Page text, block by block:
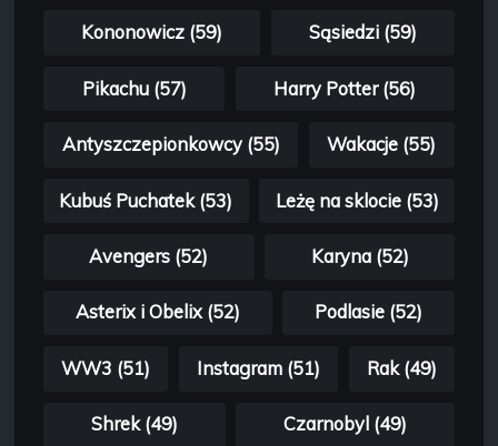
Kononowicz (59) Sąsiedzi (59)
Pikachu (57) Harry Potter (56)
Antyszczepionkowcy (55) Wakacje (55)
Kubuś Puchatek (53) Leżę na sklocie (53)
Avengers (52) Karyna (52)
Asterix i Obelix (52) Podlasie (52)
WW3 (51) Instagram (51) Rak (49)
Shrek (49) Czarnobyl (49)